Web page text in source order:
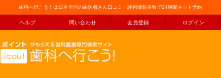
歯科へ行こう！は日本全国の歯医者さん口コミ・評判情報多数で24時間ネット予約
ヘルプ 問い合わせ 会員登録 ログイン